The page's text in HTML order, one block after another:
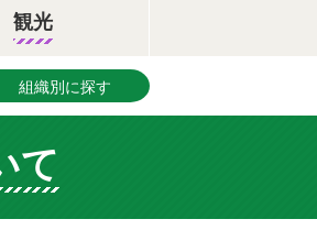
観光
組織別に探す
て